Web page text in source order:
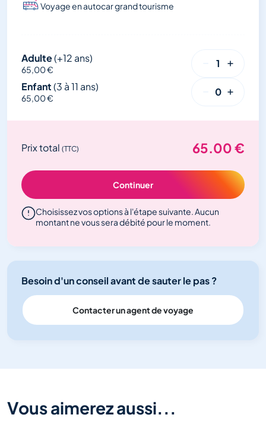
Voyage en autocar grand tourisme
Adulte(+12 ans)
65,00 €
1
Enfant(3 à 11 ans)
65,00 € 0
Prix total (TTC) 65.00€
Continuer
Choisissez vos options à l'étape suivante. Aucun
montant ne vous sera débité pour le moment.
Besoin d'un conseil avant de sauter le pas ?
Contacter un agent de voyage
Vous aimerez aussi...